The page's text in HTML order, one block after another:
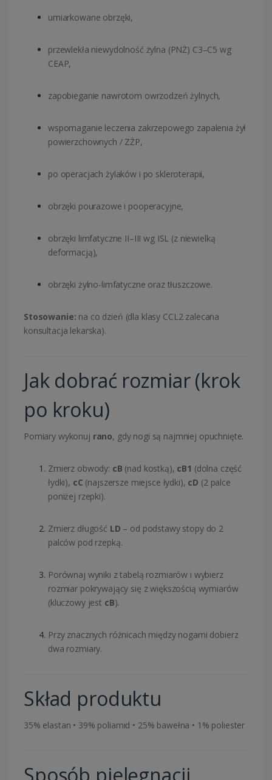
umiarkowane obrzęki,
przewlekła niewydolność żylna (PNŻ) C3–C5 wg
CEAP,
zapobieganie nawrotom owrzodzeń żylnych,
wspomaganie leczenia zakrzepowego zapalenia żył
powierzchownych / ZŻP,
po operacjach żylaków i po skleroterapii,
obrzęki pourazowe i pooperacyjne,
obrzęki limfatyczne II–III wg ISL (z niewielką
deformacją),
obrzęki żylno-limfatyczne oraz tłuszczowe.
Stosowanie: na co dzień (dla klasy CCL2 zalecana
konsultacja lekarska).
Jak dobrać rozmiar (krok
po kroku)
Pomiary wykonuj rano, gdy nogi są najmniej opuchnięte.
Zmierz obwody: cB (nad kostką), cB1 (dolna część
łydki), cC (najszersze miejsce łydki), cD (2 palce
poniżej rzepki).
Zmierz długość LD – od podstawy stopy do 2
palców pod rzepką.
Porównaj wyniki z tabelą rozmiarów i wybierz
rozmiar pokrywający się z większością wymiarów
(kluczowy jest cB).
Przy znacznych różnicach między nogami dobierz
dwa rozmiary.
Skład produktu
35% elastan • 39% poliamid • 25% bawełna • 1% poliester